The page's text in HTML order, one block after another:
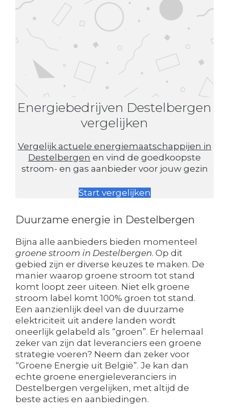
Energiebedrijven Destelbergen
vergelijken
Vergelijk actuele energiemaatschappijen in
Destelbergen en vind de goedkoopste
stroom- en gas aanbieder voor jouw gezin
Start vergelijken
Duurzame energie in Destelbergen
Bijna alle aanbieders bieden momenteel
groene stroom in Destelbergen. Op dit
gebied zijn er diverse keuzes te maken. De
manier waarop groene stroom tot stand
komt loopt zeer uiteen. Niet elk groene
stroom label komt 100% groen tot stand.
Een aanzienlijk deel van de duurzame
elektriciteit uit andere landen wordt
oneerlijk gelabeld als “groen”. Er helemaal
zeker van zijn dat leveranciers een groene
strategie voeren? Neem dan zeker voor
“Groene Energie uit België”. Je kan dan
echte groene energieleveranciers in
Destelbergen vergelijken, met altijd de
beste acties en aanbiedingen.